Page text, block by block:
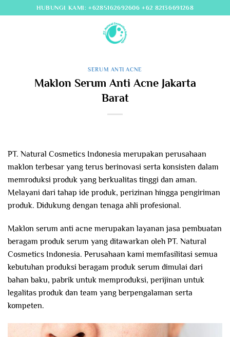
to
HUBUNGI KAMI: +6285162692606 +62 82136691268
SERUM ANTI ACNE
Maklon Serum Anti Acne Jakarta
Barat
PT. Natural Cosmetics Indonesia merupakan perusahaan
maklon terbesar yang terus berinovasi serta konsisten dalam
memroduksi produk yang berkualitas tinggi dan aman.
Melayani dari tahap ide produk, perizinan hingga pengiriman
produk. Didukung dengan tenaga ahli profesional.
Maklon serum anti acne merupakan layanan jasa pembuatan
beragam produk serum yang ditawarkan oleh PT. Natural
Cosmetics Indonesia. Perusahaan kami memfasilitasi semua
kebutuhan produksi beragam produk serum dimulai dari
bahan baku, pabrik untuk memproduksi, perijinan untuk
legalitas produk dan team yang berpengalaman serta
kompeten.